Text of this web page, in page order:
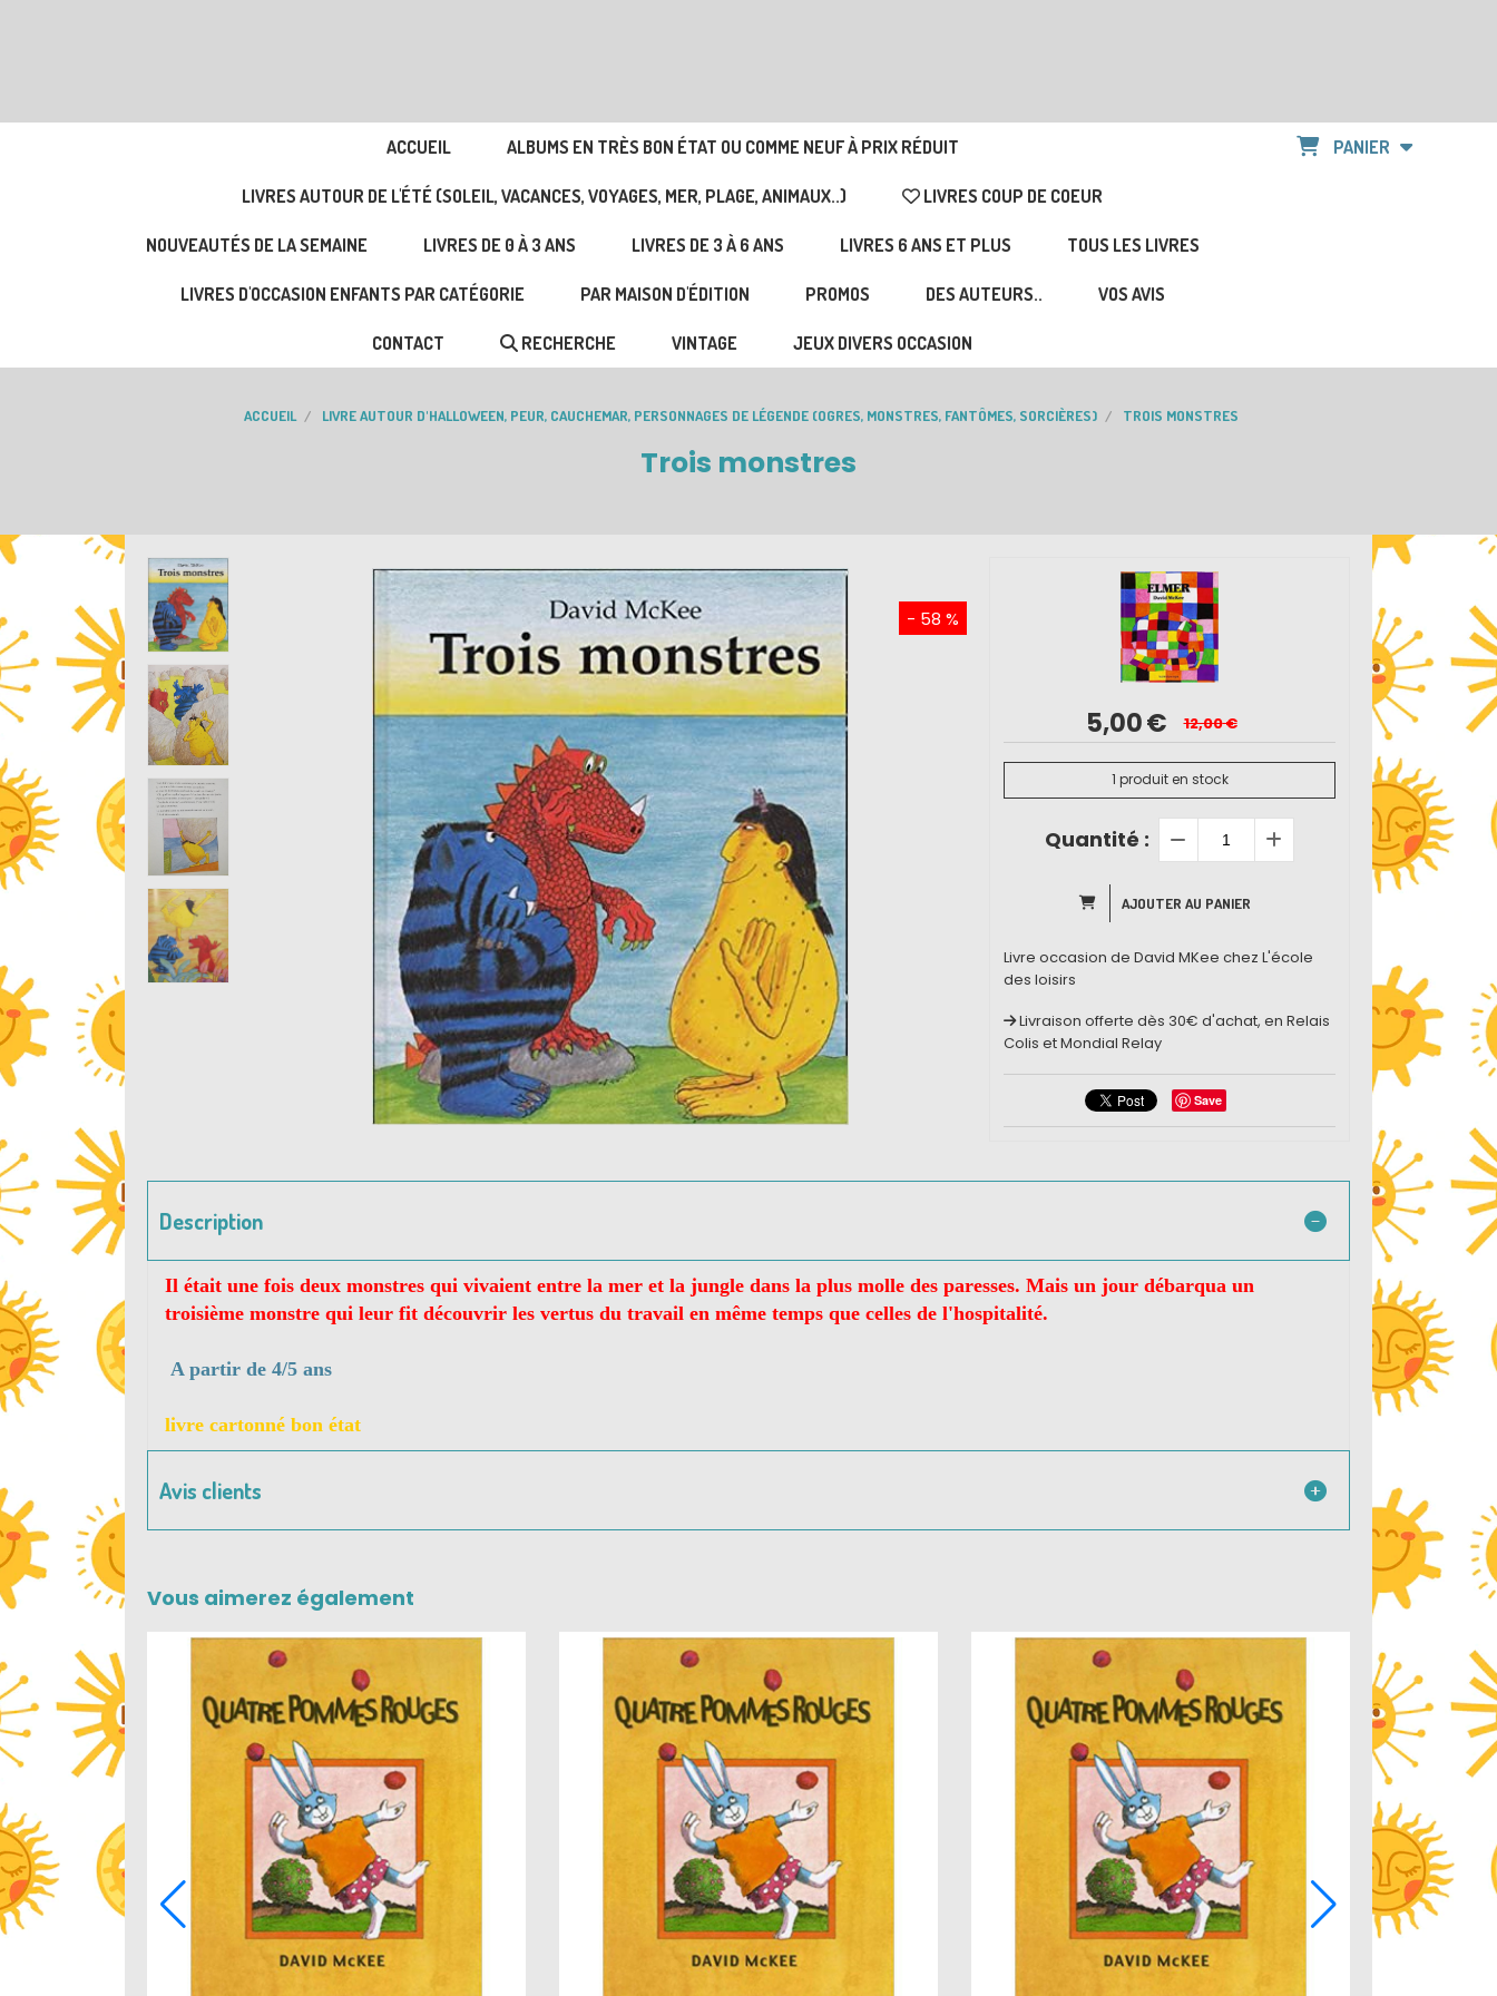
ACCUEIL ALBUMS EN TRÈS BON ÉTAT OU COMME NEUF À PRIX RÉDUIT
LIVRES AUTOUR DE L'ÉTÉ (SOLEIL, VACANCES, VOYAGES, MER, PLAGE, ANIMAUX..) LIVRES COUP DE COEUR
NOUVEAUTÉS DE LA SEMAINE LIVRES DE 0 À 3 ANS LIVRES DE 3 À 6 ANS LIVRES 6 ANS ET PLUS TOUS LES LIVRES
LIVRES D'OCCASION ENFANTS PAR CATÉGORIE PAR MAISON D'ÉDITION PROMOS DES AUTEURS.. VOS AVIS
CONTACT RECHERCHE VINTAGE JEUX DIVERS OCCASION
PANIER
ACCUEIL LIVRE AUTOUR D'HALLOWEEN, PEUR, CAUCHEMAR, PERSONNAGES DE LÉGENDE (OGRES, MONSTRES, FANTÔMES, SORCIÈRES) TROIS MONSTRES
Trois monstres
- 58 %
5,00€ 12,00€
1 produit en stock
Quantité :
AJOUTER AU PANIER
Livre occasion de David MKee chez L'école
des loisirs
Livraison offerte dès 30€ d'achat, en Relais
Colis et Mondial Relay
Save
Description
Il était une fois deux monstres qui vivaient entre la mer et la jungle dans la plus molle des paresses. Mais un jour débarqua un
troisième monstre qui leur fit découvrir les vertus du travail en même temps que celles de l'hospitalité.
A partir de 4/5 ans
livre cartonné bon état
Avis clients
Vous aimerez également